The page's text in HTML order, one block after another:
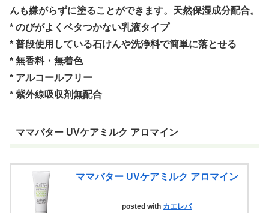
んも嫌がらずに塗ることができます。天然保湿成分配合。
* のびがよくベタつかない乳液タイプ
* 普段使用している石けんや洗浄料で簡単に落とせる
* 無香料・無着色
* アルコールフリー
* 紫外線吸収剤無配合
ママバター UVケアミルク アロマイン
ママバター UVケアミルク アロマイン
posted with カエレバ